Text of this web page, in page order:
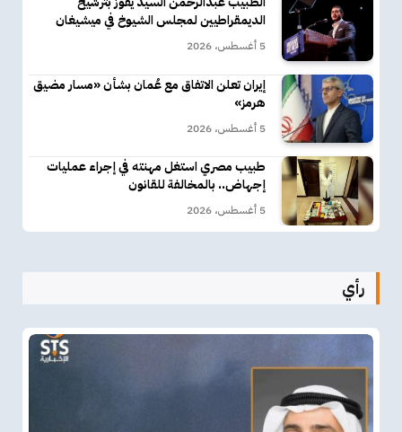
الديمقراطيين لمجلس الشيوخ في ميشيغان
5 أغسطس، 2026
إيران تعلن الاتفاق مع عُمان بشأن «مسار مضيق
هرمز»
5 أغسطس، 2026
طبيب مصري استغل مهنته في إجراء عمليات
إجهاض.. بالمخالفة للقانون
5 أغسطس، 2026
رأي